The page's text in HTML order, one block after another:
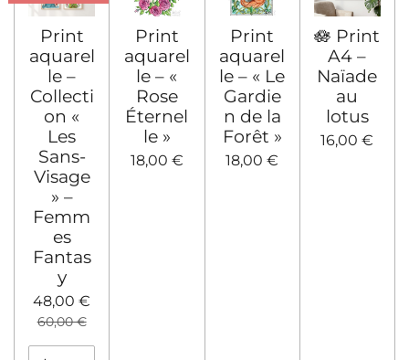
Print
aquarel
le –
Collecti
on «
Les
Sans-
Visage
» –
Femm
es
Fantas
y
48,00 €
60,00 €
Print
aquarel
le – «
Rose
Éternel
le »
18,00 €
Print
aquarel
le – « Le
Gardie
n de la
Forêt »
18,00 €
🪷 Print
A4 –
Naïade
au
lotus
16,00 €